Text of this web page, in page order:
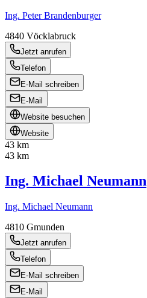
Ing. Peter Brandenburger
4840 Vöcklabruck
Jetzt anrufen
Telefon
E-Mail schreiben
E-Mail
Website besuchen
Website
43 km
43 km
Ing. Michael Neumann
Ing. Michael Neumann
4810 Gmunden
Jetzt anrufen
Telefon
E-Mail schreiben
E-Mail